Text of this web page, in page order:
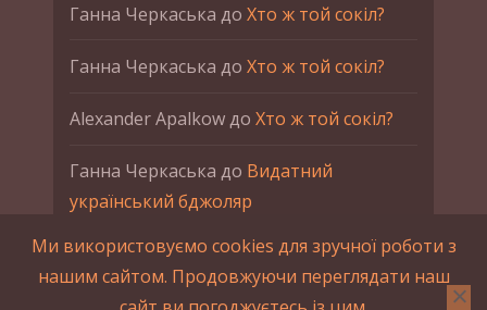
Ганна Черкаська до Хто ж той сокіл?
Ганна Черкаська до Хто ж той сокіл?
Alexander Apalkowдо Хто ж той сокіл?
Ганна Черкаська до Видатний
український бджоляр
Ганна ЧеркаськадоПетро Франко
Ми використовуємо cookies для зручної роботи з
нашим сайтом. Продовжуючи переглядати наш